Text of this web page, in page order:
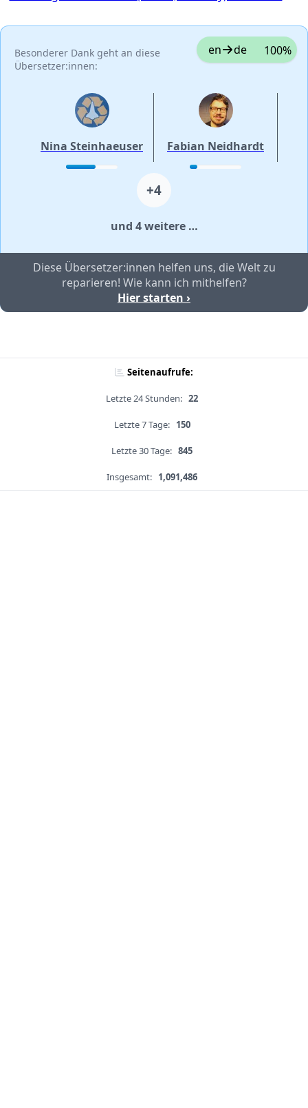
Besonderer Dank geht an diese
Übersetzer:innen:
en de 100%
Nina Steinhaeuser Fabian Neidhardt
+4
und 4 weitere …
Diese Übersetzer:innen helfen uns, die Welt zu
reparieren! Wie kann ich mithelfen?
Hier starten ›
Seitenaufrufe:
Letzte 24 Stunden: 22
Letzte 7 Tage: 150
Letzte 30 Tage: 845
Insgesamt: 1,091,486